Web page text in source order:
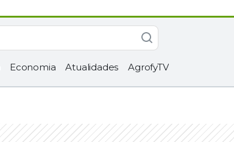
Economia Atualidades AgrofyTV